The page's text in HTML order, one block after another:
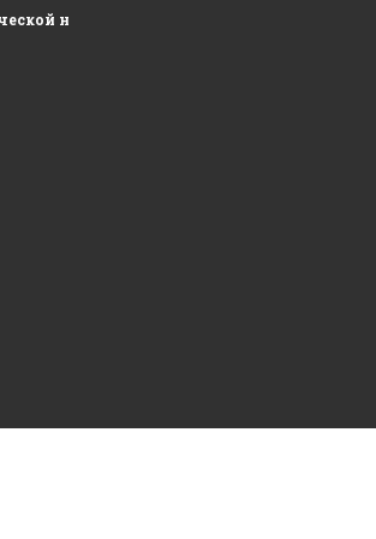
недвижимости и развитие складских